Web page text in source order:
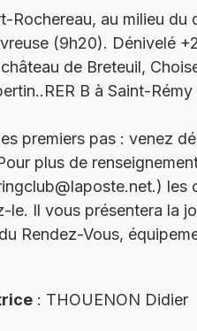
Rochereau, au milieu du
(9h20). Dénivelé
de Breteuil,
B à Saint-
premiers pas : venez
plus de
les
le. Il vous présentera la
Rendez-Vous,
: THOUENON Didier